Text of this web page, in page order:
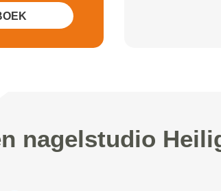
nagelstudio